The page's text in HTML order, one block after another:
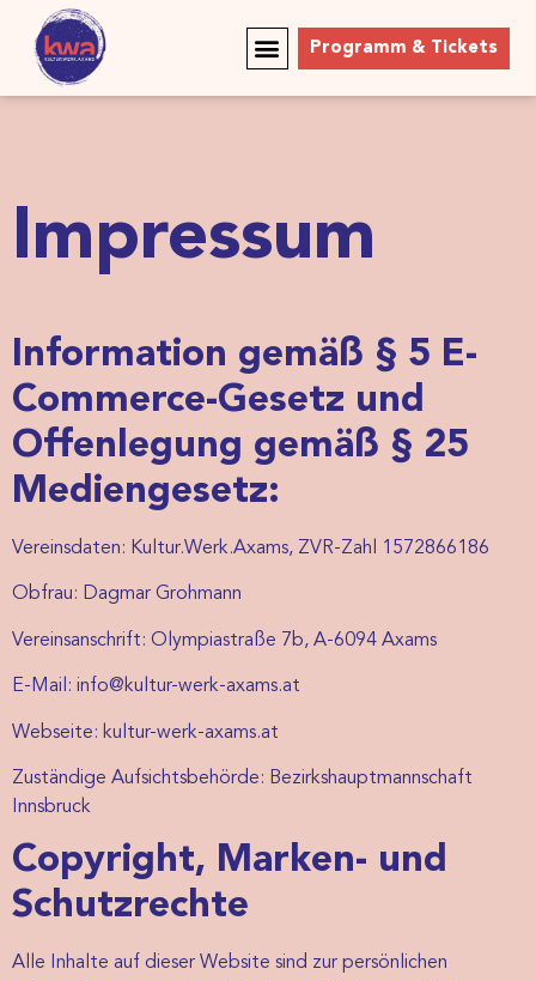
Programm & Tickets
Impressum
Information gemäß § 5 E-
Commerce-Gesetz und
Offenlegung gemäß § 25
Mediengesetz:
Vereinsdaten: Kultur.Werk.Axams, ZVR-Zahl 1572866186
Obfrau: Dagmar Grohmann
Vereinsanschrift: Olympiastraße 7b, A-6094 Axams
E-Mail: info@kultur-werk-axams.at
Webseite: kultur-werk-axams.at
Zuständige Aufsichtsbehörde: Bezirkshauptmannschaft
Innsbruck
Copyright, Marken- und
Schutzrechte
Alle Inhalte auf dieser Website sind zur persönlichen